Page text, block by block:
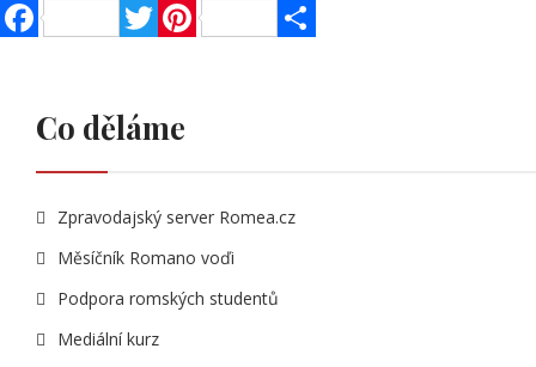
Co děláme
Zpravodajský server Romea.cz
Měsíčník Romano voďi
Podpora romských studentů
Mediální kurz